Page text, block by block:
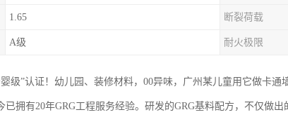
1.65 断裂荷载
A级 耐火极限
级”认证！幼儿园、装修材料，00异味，广州某儿童用它做卡
已拥有20年GRG工程服务经验。研发的GRG基料配方，不仅做